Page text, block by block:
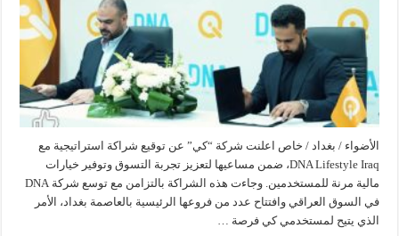
الأضواء / بغداد / خاص اعلنت شركة “كي” عن توقيع شراكة استراتيجية مع
DNA Lifestyle Iraq، ضمن مساعيها لتعزيز تجربة التسوق وتوفير خيارات
مالية مرنة للمستخدمين. وجاءت هذه الشراكة بالتزامن مع توسع شركة DNA
في السوق العراقي وافتتاح عدد من فروعها الرئيسية بالعاصمة بغداد، الأمر
الذي يتيح لمستخدمي كي فرصة …